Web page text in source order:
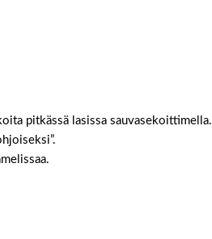
pitkässä lasissa sauvasekoittimella.